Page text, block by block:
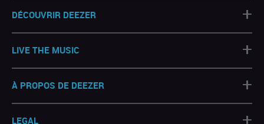
DÉCOUVRIR DEEZER +
LIVE THE MUSIC +
À PROPOS DE DEEZER +
LEGAL +